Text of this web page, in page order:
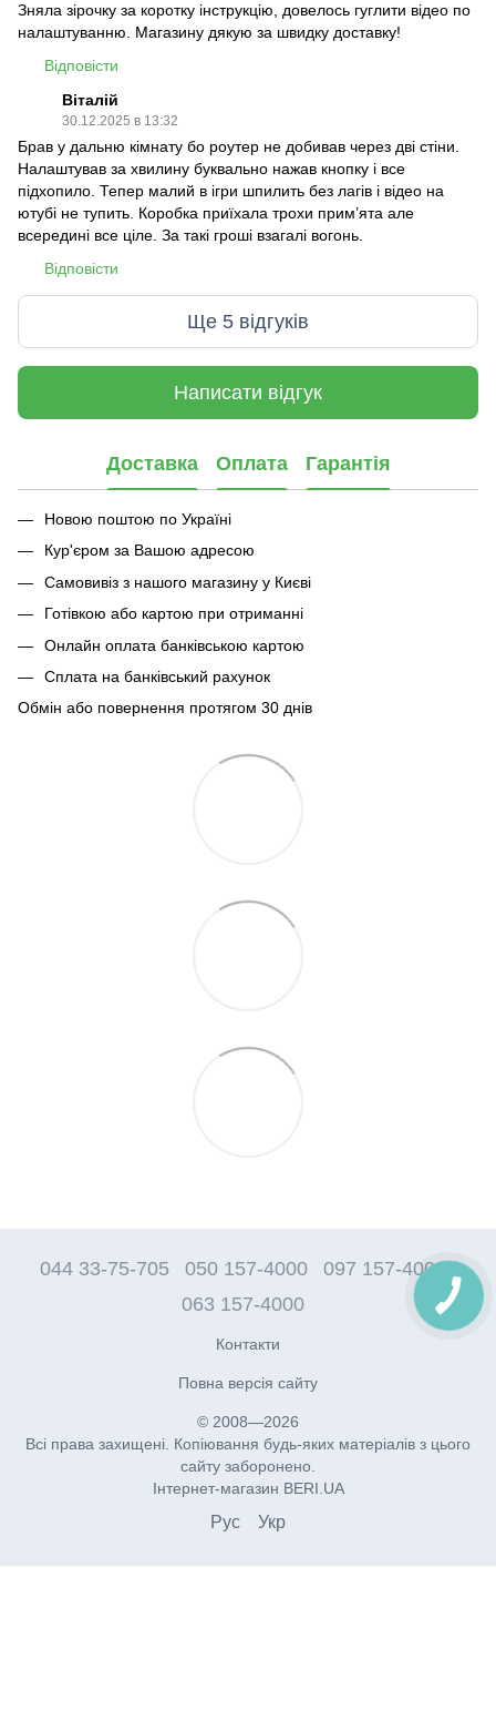
Зняла зірочку за коротку інструкцію, довелось гуглити відео по
налаштуванню. Магазину дякую за швидку доставку!
Відповісти
Віталій
30.12.2025 в 13:32
Брав у дальню кімнату бо роутер не добивав через дві стіни.
Налаштував за хвилину буквально нажав кнопку і все
підхопило. Тепер малий в ігри шпилить без лагів і відео на
ютубі не тупить. Коробка приїхала трохи прим’ята але
всередині все ціле. За такі гроші взагалі вогонь.
Відповісти
Ще 5 відгуків
Написати відгук
Доставка Оплата Гарантія
Новою поштою по Україні
Кур'єром за Вашою адресою
Самовивіз з нашого магазину у Києві
Готівкою або картою при отриманні
Онлайн оплата банківською картою
Сплата на банківський рахунок
Обмін або повернення протягом 30 днів
044 33-75-705 050 157-4000
097 157-4000
063 157-4000
Контакти
Повна версія сайту
© 2008—2026
Всі права захищені. Копіювання будь-яких матеріалів з цього
сайту заборонено.
Інтернет-магазин BERI.UA
Рус Укр